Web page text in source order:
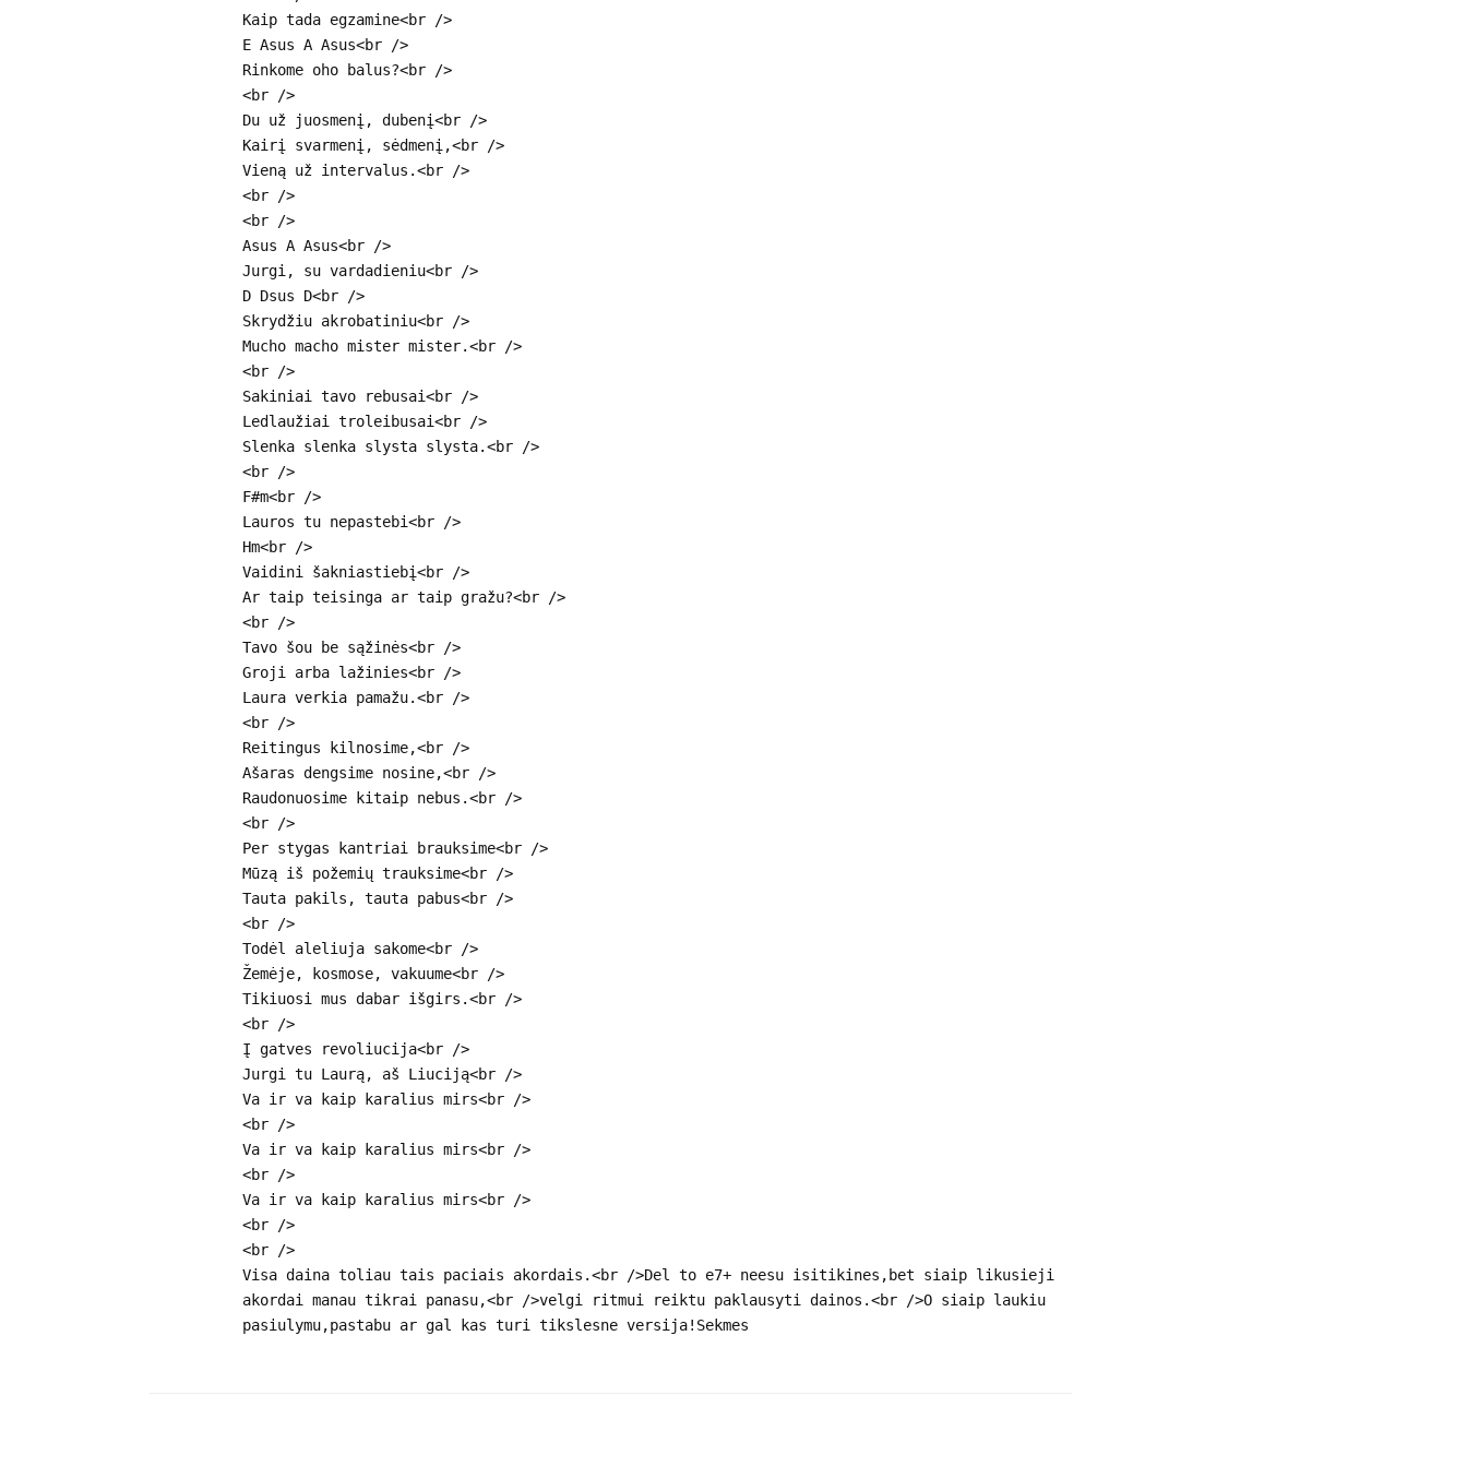
Kaip tada egzamine<br />
E Asus A Asus<br />
Rinkome oho balus?<br />
<br />
Du už juosmenį, dubenį<br />
Kairį svarmenį, sėdmenį,<br />
Vieną už intervalus.<br />
<br />
<br />
Asus A Asus<br />
Jurgi, su vardadieniu<br />
D Dsus D<br />
Skrydžiu akrobatiniu<br />
Mucho macho mister mister.<br />
<br />
Sakiniai tavo rebusai<br />
Ledlaužiai troleibusai<br />
Slenka slenka slysta slysta.<br />
<br />
F#m<br />
Lauros tu nepastebi<br />
Hm<br />
Vaidini šakniastiebį<br />
Ar taip teisinga ar taip gražu?<br />
<br />
Tavo šou be sąžinės<br />
Groji arba lažinies<br />
Laura verkia pamažu.<br />
<br />
Reitingus kilnosime,<br />
Ašaras dengsime nosine,<br />
Raudonuosime kitaip nebus.<br />
<br />
Per stygas kantriai brauksime<br />
Mūzą iš požemių trauksime<br />
Tauta pakils, tauta pabus<br />
<br />
Todėl aleliuja sakome<br />
Žemėje, kosmose, vakuume<br />
Tikiuosi mus dabar išgirs.<br />
<br />
Į gatves revoliucija<br />
Jurgi tu Laurą, aš Liuciją<br />
Va ir va kaip karalius mirs<br />
<br />
Va ir va kaip karalius mirs<br />
<br />
Va ir va kaip karalius mirs<br />
<br />
<br />
Visa daina toliau tais paciais akordais.<br />Del to e7+ neesu isitikines,bet siaip likusieji
akordai manau tikrai panasu,<br />velgi ritmui reiktu paklausyti dainos.<br />O siaip laukiu
pasiulymu,pastabu ar gal kas turi tikslesne versija!Sekmes